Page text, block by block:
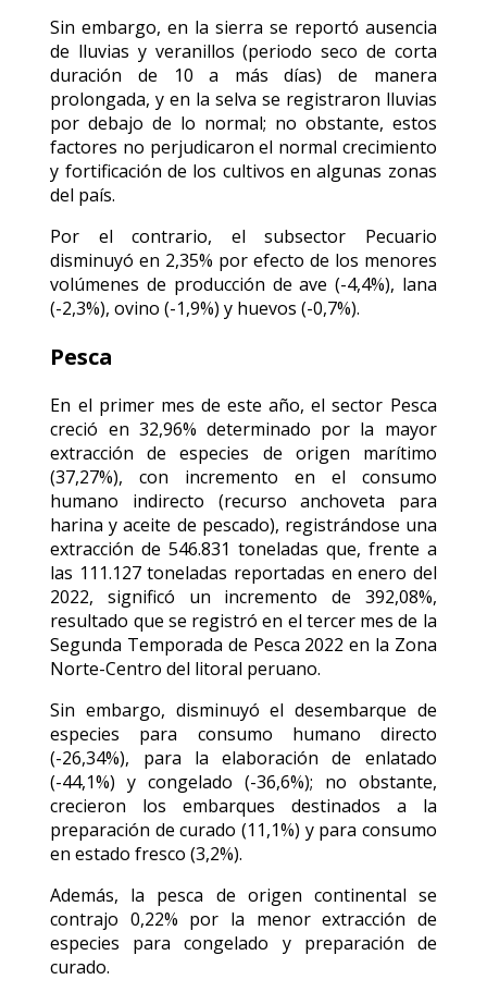
Sin embargo, en la sierra se reportó ausencia
de lluvias y veranillos (periodo seco de corta
duración de 10 a más días) de manera
prolongada, y en la selva se registraron lluvias
por debajo de lo normal; no obstante, estos
factores no perjudicaron el normal crecimiento
y fortificación de los cultivos en algunas zonas
del país.
Por el contrario, el subsector Pecuario
disminuyó en 2,35% por efecto de los menores
volúmenes de producción de ave (-4,4%), lana
(-2,3%), ovino (-1,9%) y huevos (-0,7%).
Pesca
En el primer mes de este año, el sector Pesca
creció en 32,96% determinado por la mayor
extracción de especies de origen marítimo
(37,27%), con incremento en el consumo
humano indirecto (recurso anchoveta para
harina y aceite de pescado), registrándose una
extracción de 546.831 toneladas que, frente a
las 111.127 toneladas reportadas en enero del
2022, significó un incremento de 392,08%,
resultado que se registró en el tercer mes de la
Segunda Temporada de Pesca 2022 en la Zona
Norte-Centro del litoral peruano.
Sin embargo, disminuyó el desembarque de
especies para consumo humano directo
(-26,34%), para la elaboración de enlatado
(-44,1%) y congelado (-36,6%); no obstante,
crecieron los embarques destinados a la
preparación de curado (11,1%) y para consumo
en estado fresco (3,2%).
Además, la pesca de origen continental se
contrajo 0,22% por la menor extracción de
especies para congelado y preparación de
curado.